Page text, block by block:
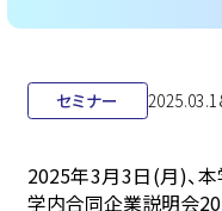
セミナー
2025年3月3日(月)、本
学内合同企業説明会